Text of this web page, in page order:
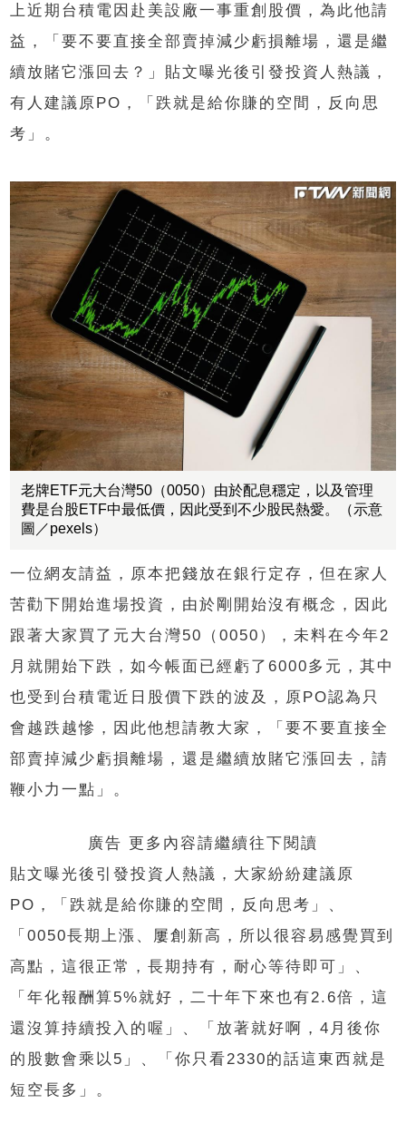
上近期台積電因赴美設廠一事重創股價，為此他請
益，「要不要直接全部賣掉減少虧損離場，還是繼
續放賭它漲回去？」貼文曝光後引發投資人熱議，
有人建議原PO，「跌就是給你賺的空間，反向思
考」。
老牌ETF元大台灣50（0050）由於配息穩定，以及管理
費是台股ETF中最低價，因此受到不少股民熱愛。（示意
圖／pexels）
一位網友請益，原本把錢放在銀行定存，但在家人
苦勸下開始進場投資，由於剛開始沒有概念，因此
跟著大家買了元大台灣50（0050），未料在今年2
月就開始下跌，如今帳面已經虧了6000多元，其中
也受到台積電近日股價下跌的波及，原PO認為只
會越跌越慘，因此他想請教大家，「要不要直接全
部賣掉減少虧損離場，還是繼續放賭它漲回去，請
鞭小力一點」。
廣告 更多內容請繼續往下閱讀
貼文曝光後引發投資人熱議，大家紛紛建議原
PO，「跌就是給你賺的空間，反向思考」、
「0050長期上漲、屢創新高，所以很容易感覺買到
高點，這很正常，長期持有，耐心等待即可」、
「年化報酬算5%就好，二十年下來也有2.6倍，這
還沒算持續投入的喔」、「放著就好啊，4月後你
的股數會乘以5」、「你只看2330的話這東西就是
短空長多」。